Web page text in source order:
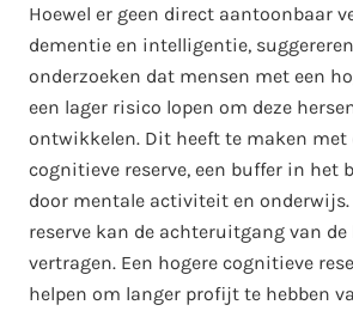
Hoewel er geen direct aantoonbaar
dementie en intelligentie,
onderzoeken dat mensen met een
een lager risico lopen om deze
ontwikkelen. Dit heeft te maken met
cognitieve reserve, een buffer in het
door mentale activiteit en onderwijs.
reserve kan de achteruitgang van de
vertragen. Een hogere cognitieve
helpen om langer profijt te hebben